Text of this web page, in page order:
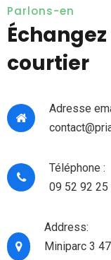
Parlons-en
courtier
Adresse
Téléphone :
09 52 92 25
Address:
Miniparc 3